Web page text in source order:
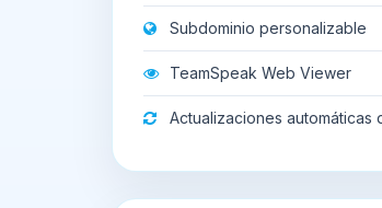
Subdominio personalizable
TeamSpeak Web Viewer
Actualizaciones automáticas